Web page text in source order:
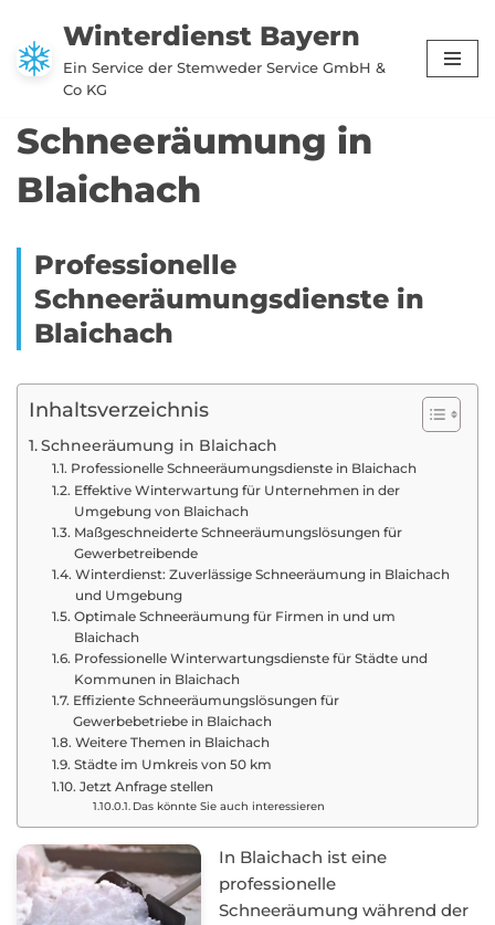
Zum
Inhalt
Winterdienst Bayern
Ein Service der Stemweder Service GmbH &
Co KG
Schneeräumung in
Blaichach
Professionelle
Schneeräumungsdienste in
Blaichach
Inhaltsverzeichnis
Schneeräumung in Blaichach
Professionelle Schneeräumungsdienste in Blaichach
Effektive Winterwartung für Unternehmen in der
Umgebung von Blaichach
Maßgeschneiderte Schneeräumungslösungen für
Gewerbetreibende
Winterdienst: Zuverlässige Schneeräumung in Blaichach
und Umgebung
Optimale Schneeräumung für Firmen in und um
Blaichach
Professionelle Winterwartungsdienste für Städte und
Kommunen in Blaichach
Effiziente Schneeräumungslösungen für
Gewerbebetriebe in Blaichach
Weitere Themen in Blaichach
Städte im Umkreis von 50 km
Jetzt Anfrage stellen
Das könnte Sie auch interessieren
In Blaichach ist eine
professionelle
Schneeräumung während der